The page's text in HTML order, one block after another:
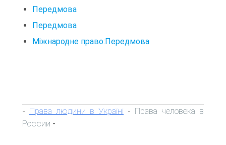
Передмова
Передмова
Міжнародне право:Передмова
- Права людини в Україні - Права человека в
России -